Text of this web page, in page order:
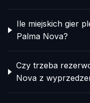
Ile miejskich gier
Palma Nova?
Czy trzeba
Nova z